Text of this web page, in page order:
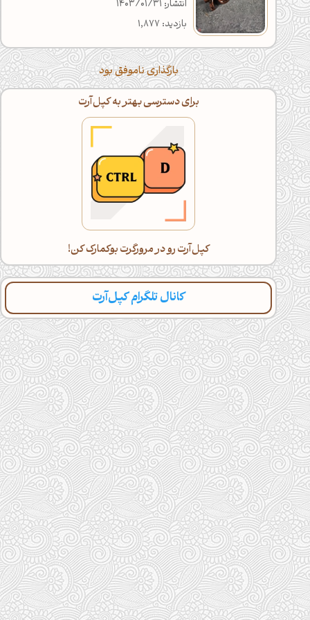
انتشار: 1403/01/31
بازدید: 1,877
بارگذاری ناموفق بود
اگه خسته شدی، با گوشی ادامه بده!
دراز بکش و کپل‌آرت رو اسکرول کن(:
کانال تلگرام کپل‌آرت